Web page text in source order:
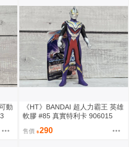
動
《HT》BANDAI 超人力霸王 英雄
軟膠 #85 真實特利卡 906015
售價 290